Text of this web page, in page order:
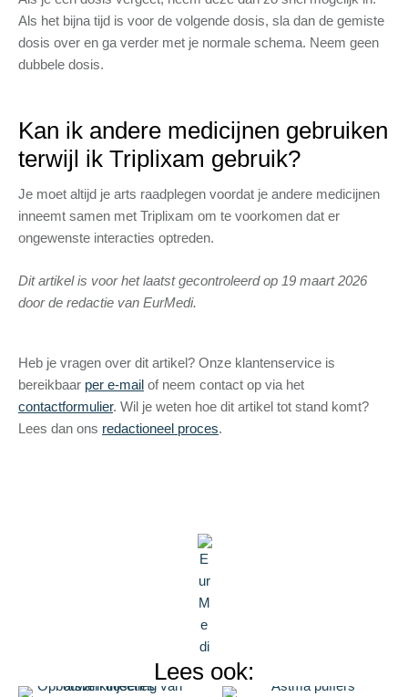
Als het bijna tijd is voor de volgende dosis, sla dan de gemiste
dosis over en ga verder met je normale schema. Neem geen
dubbele dosis.
Kan ik andere medicijnen gebruiken
terwijl ik Triplixam gebruik?
Je moet altijd je arts raadplegen voordat je andere medicijnen
inneemt samen met Triplixam om te voorkomen dat er
ongewenste interacties optreden.
Dit artikel is voor het laatst gecontroleerd op 19 maart 2026
door de redactie van EurMedi.
Heb je vragen over dit artikel? Onze klantenservice is
bereikbaar per e-mail of neem contact op via het
contactformulier. Wil je weten hoe dit artikel tot stand komt?
Lees dan ons redactioneel proces.
Lees ook: